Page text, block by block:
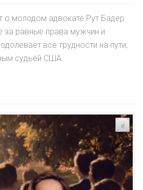
о молодом адвокате Рут Бадер
за равные права мужчин и
все трудности на пути,
судьёй США.